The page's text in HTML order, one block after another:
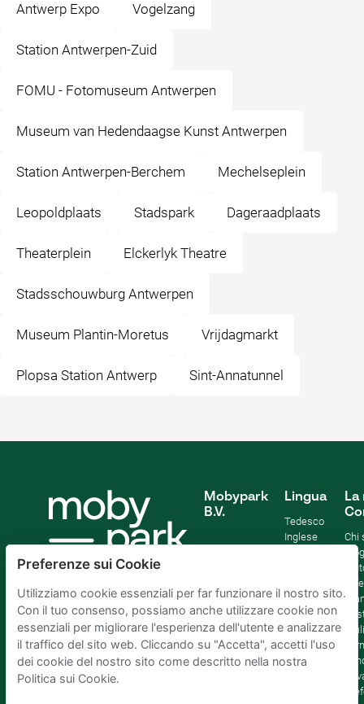
Antwerp Expo Vogelzang
Station Antwerpen-Zuid
FOMU - Fotomuseum Antwerpen
Museum van Hedendaagse Kunst Antwerpen
Station Antwerpen-Berchem Mechelseplein
Leopoldplaats Stadspark Dageraadplaats
Theaterplein Elckerlyk Theatre
Stadsschouwburg Antwerpen
Museum Plantin-Moretus Vrijdagmarkt
Plopsa Station Antwerp Sint-Annatunnel
Mobypark
B.V.
Lingua
Tedesco
Inglese
Olandese
La
Chi
Blog
Preferenze sui Cookie
Utilizziamo cookie essenziali per far funzionare il nostro sito.
Con il tuo consenso, possiamo anche utilizzare cookie non
essenziali per migliorare l'esperienza dell'utente e analizzare
il traffico del sito web. Cliccando su "Accetta", accetti l'uso
dei cookie del nostro sito come descritto nella nostra
Politica sui Cookie.